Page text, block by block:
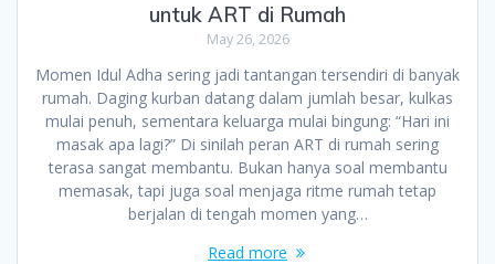
untuk ART di Rumah
May 26, 2026
Momen Idul Adha sering jadi tantangan tersendiri di banyak
rumah. Daging kurban datang dalam jumlah besar, kulkas
mulai penuh, sementara keluarga mulai bingung: “Hari ini
masak apa lagi?” Di sinilah peran ART di rumah sering
terasa sangat membantu. Bukan hanya soal membantu
memasak, tapi juga soal menjaga ritme rumah tetap
berjalan di tengah momen yang…
Read more